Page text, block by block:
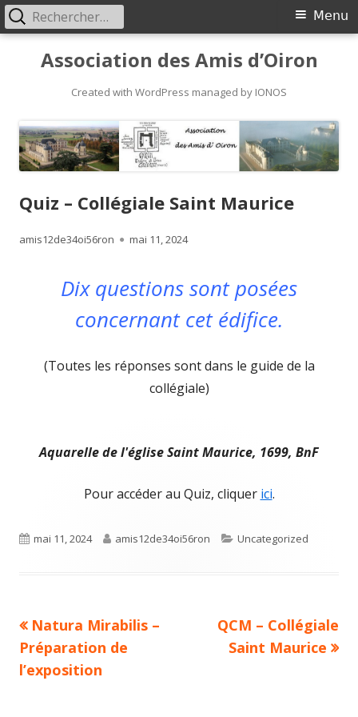
Association des Amis d’Oiron
Created with WordPress managed by IONOS
Primary
Menu
Menu
Rechercher :
Quiz – Collégiale Saint Maurice
Author
amis12de34oi56ron
Published
mai 11, 2024
Dix questions sont posées
concernant cet édifice.
(Toutes les réponses sont dans le guide de la
collégiale)
Aquarelle de l'église Saint Maurice, 1699, BnF
Pour accéder au Quiz, cliquer ici.
Published
mai 11, 2024 Author
amis12de34oi56ron Categories
Uncategorized
Navigation
de
Previous
article:
Natura Mirabilis –
Préparation de
l’exposition
Next
article:
QCM – Collégiale
Saint Maurice